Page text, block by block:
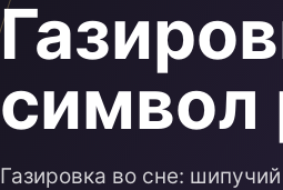
символ
Газировка во сне: